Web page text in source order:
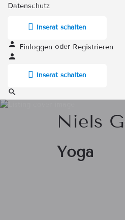
Datenschutz
Inserat schalten
Einloggen oder Registrieren
Inserat schalten
Niels
Yoga